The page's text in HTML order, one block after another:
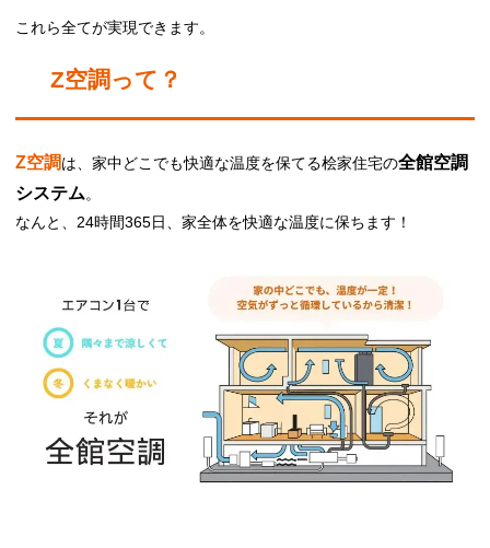
これら全てが実現できます。
Z空調って？
Z空調は、家中どこでも快適な温度を保てる桧家住宅の全館空調
システム。
なんと、24時間365日、家全体を快適な温度に保ちます！